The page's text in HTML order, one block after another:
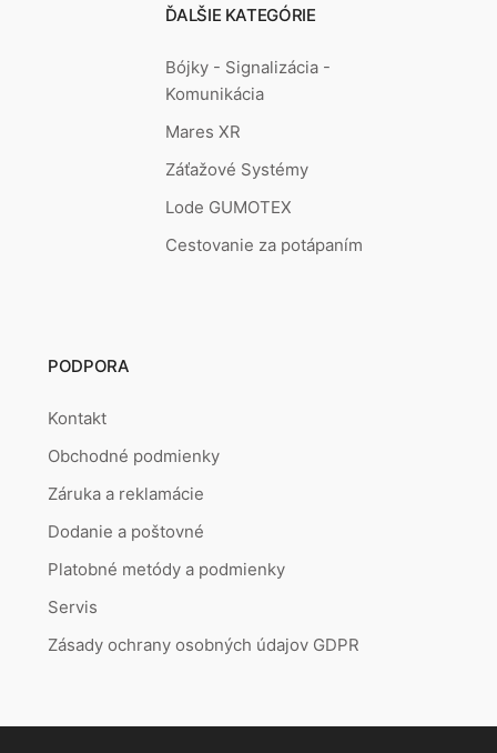
ĎALŠIE KATEGÓRIE
Bójky - Signalizácia -
Komunikácia
Mares XR
Záťažové Systémy
Lode GUMOTEX
Cestovanie za potápaním
PODPORA
Kontakt
Obchodné podmienky
Záruka a reklamácie
Dodanie a poštovné
Platobné metódy a podmienky
Servis
Zásady ochrany osobných údajov GDPR